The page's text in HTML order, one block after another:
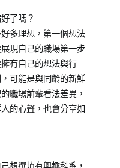
了嗎？
多理想，第一個想法
現自己的職場第一步
有自己的想法與行
可能是與同齡的新鮮
職場前輩看法差異，
的心聲，也會分享如